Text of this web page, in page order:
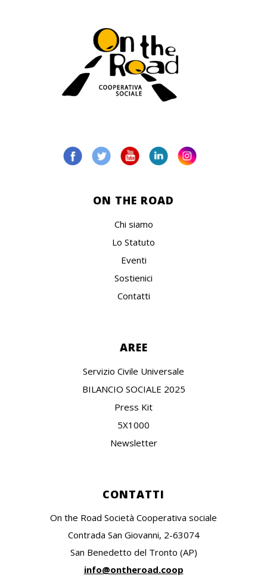
ON THE ROAD
Chi siamo
Lo Statuto
Eventi
Sostienici
Contatti
AREE
Servizio Civile Universale
BILANCIO SOCIALE 2025
Press Kit
5X1000
Newsletter
CONTATTI
On the Road Società Cooperativa sociale
Contrada San Giovanni, 2-63074
San Benedetto del Tronto (AP)
info@ontheroad.coop